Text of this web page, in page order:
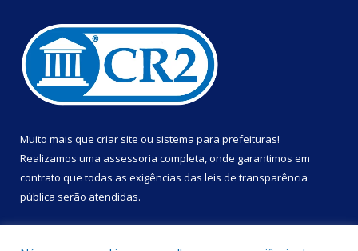
Muito mais que criar site ou sistema para prefeituras!
Realizamos uma assessoria completa, onde garantimos em
contrato que todas as exigências das leis de transparência
pública serão atendidas.